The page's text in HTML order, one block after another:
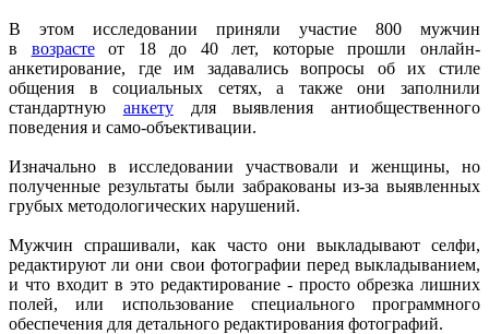
В этом исследовании приняли участие 800 мужчин
в возрастеот 18 до 40 лет, которые прошли онлайн-
анкетирование, где им задавались вопросы об их стиле
общения в социальных сетях, а также они заполнили
стандартную анкетудля выявления антиобщественного
поведения и само-объективации.
Изначально в исследовании участвовали и женщины, но
полученные результаты были забракованы из-за выявленных
грубых методологических нарушений.
Мужчин спрашивали, как часто они выкладывают селфи,
редактируют ли они свои фотографии перед выкладыванием,
и что входит в это редактирование - просто обрезка лишних
полей, или использование специального программного
обеспечения для детального редактирования фотографий.